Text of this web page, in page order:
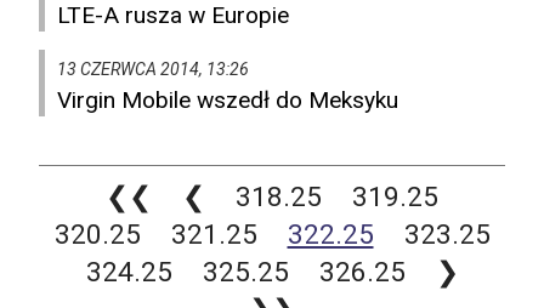
LTE-A rusza w Europie
13 CZERWCA 2014, 13:26
Virgin Mobile wszedł do Meksyku
❮❮ ❮ 318.25
319.25
320.25
321.25 322.25
323.25
324.25
325.25 326.25
❯